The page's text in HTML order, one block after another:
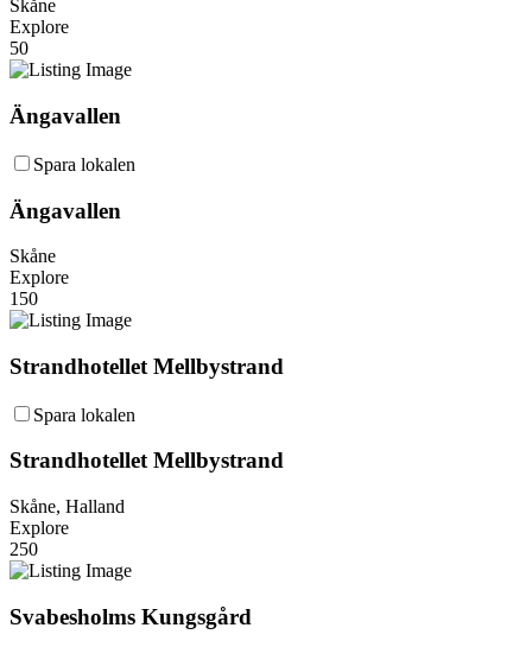
Skåne
Explore
50
Ängavallen
Spara lokalen
Ängavallen
Skåne
Explore
150
Strandhotellet Mellbystrand
Spara lokalen
Strandhotellet Mellbystrand
Skåne, Halland
Explore
250
Svabesholms Kungsgård